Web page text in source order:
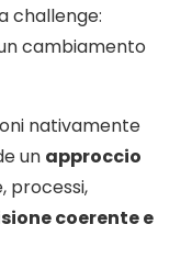
challenge:
cambiamento
nativamente
un approccio
processi,
coerente e